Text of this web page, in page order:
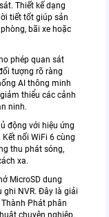
Thiết kế dạng
tiết tốt giúp sản
bãi xe hoặc
phép quan sát
tượng rõ ràng
AI thông minh
thiểu các cảnh
ninh.
động với hiệu ứng
nối WiFi 6 cùng
thu phát sóng,
xa.
MicroSD dung
ghi NVR. Đây là giải
Phát phân
chuyên nghiệp.